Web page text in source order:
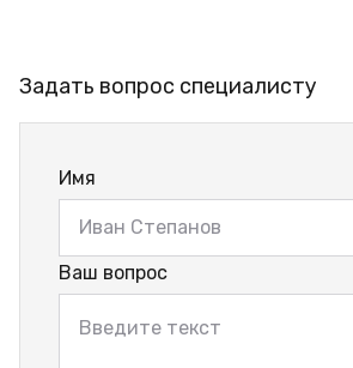
Задать вопрос специалисту
Имя
Ваш вопрос